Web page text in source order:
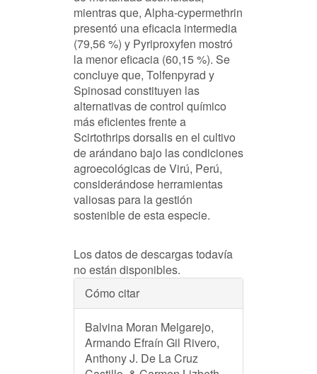
mientras que, Alpha-cypermethrin
presentó una eficacia intermedia
(79,56 %) y Pyriproxyfen mostró
la menor eficacia (60,15 %). Se
concluye que, Tolfenpyrad y
Spinosad constituyen las
alternativas de control químico
más eficientes frente a
Scirtothrips dorsalis en el cultivo
de arándano bajo las condiciones
agroecológicas de Virú, Perú,
considerándose herramientas
valiosas para la gestión
sostenible de esta especie.
Los datos de descargas todavía
no están disponibles.
Detalles
del
artículo
Cómo citar
Balvina Moran Melgarejo,
Armando Efraín Gil Rivero,
Anthony J. De La Cruz